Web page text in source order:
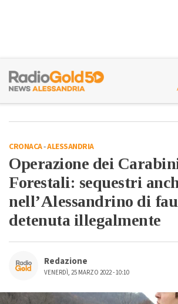
CRONACA-ALESSANDRIA
Operazione dei
Forestali: sequestri
nell’Alessandrino di
detenuta illegalmente
Redazione
VENERDÌ, 25 MARZO 2022 - 10:10